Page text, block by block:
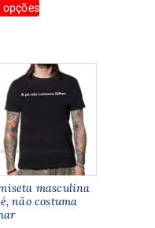
opçõesproduto
variantes.
As
opções
podem
escolhidas
na
página
do
masculina
não costuma